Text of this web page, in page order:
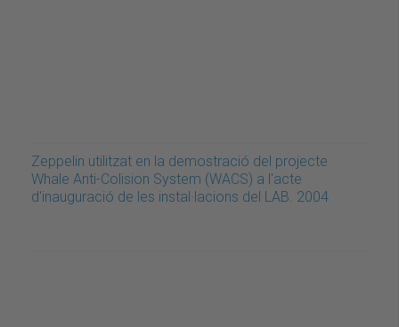
Zeppelin utilitzat en la demostració del projecte
Whale Anti-Colision System (WACS) a l'acte
d'inauguració de les instal·lacions del LAB. 2004